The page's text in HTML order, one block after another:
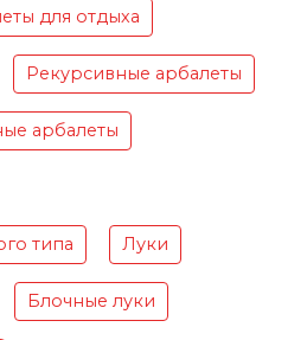
для отдыха
Рекурсивные арбалеты
арбалеты
типа Луки
Блочные луки